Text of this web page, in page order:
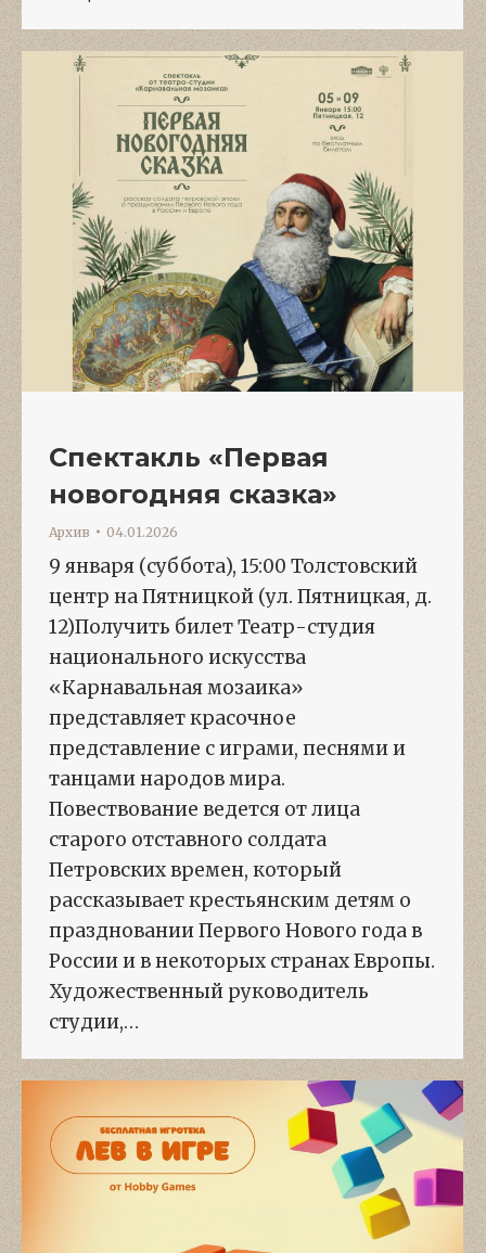
Спектакль «Первая
новогодняя сказка»
Архив 04.01.2026
9 января (суббота), 15:00 Толстовский
центр на Пятницкой (ул. Пятницкая, д.
12)Получить билет Театр-студия
национального искусства
«Карнавальная мозаика»
представляет красочное
представление с играми, песнями и
танцами народов мира.
Повествование ведется от лица
старого отставного солдата
Петровских времен, который
рассказывает крестьянским детям о
праздновании Первого Нового года в
России и в некоторых странах Европы.
Художественный руководитель
студии,…